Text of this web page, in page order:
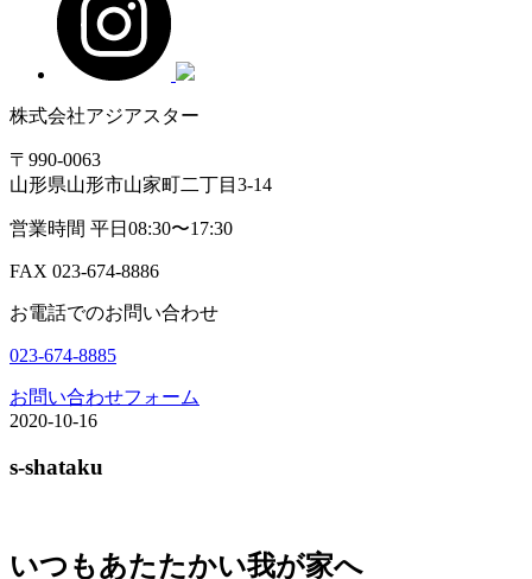
株式会社アジアスター
〒990-0063
山形県山形市山家町二丁目3-14
営業時間 平日08:30〜17:30
FAX 023-674-8886
お電話でのお問い合わせ
023-674-8885
お問い合わせフォーム
2020-10-16
s-shataku
いつもあたたかい我が家へ